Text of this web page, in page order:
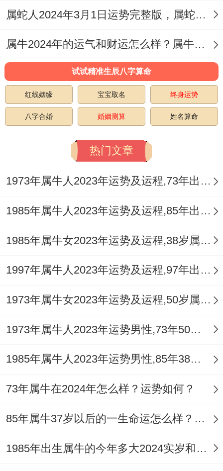
属蛇人2024年3月1日运势完整版，属蛇2024年3月1日今日运势如何
属牛2024年的运气和财运怎么样？属牛人2024年运势如何？
试试精准生辰八字算命
红线姻缘 宝宝取名 终身运势
八字合婚 婚姻测算 姓名算命
热门文章
1973年属牛人2023年运势及运程,73年出生的50岁生肖牛2023年每月运势详解
1985年属牛人2023年运势及运程,85年出生的38岁生肖牛2023年每月运势详解
1985年属牛女2023年运势及运程,38岁属牛人2023全年每月运势女性如何
1997年属牛人2023年运势及运程,97年出生的26岁生肖牛2023年每月运势详解
1973年属牛女2023年运势及运程,50岁属牛人2023全年每月运势女性如何
1973年属牛人2023年运势男性,73年50岁属牛男2023年每月运程怎么样
1985年属牛人2023年运势男性,85年38岁属牛男2023年每月运程怎么样
73年属牛在2024年怎么样？运势如何？
85年属牛37岁以后的一生命运怎么样？各方面运势怎样？
1985年出生属牛的今年多大2024实岁和虚岁